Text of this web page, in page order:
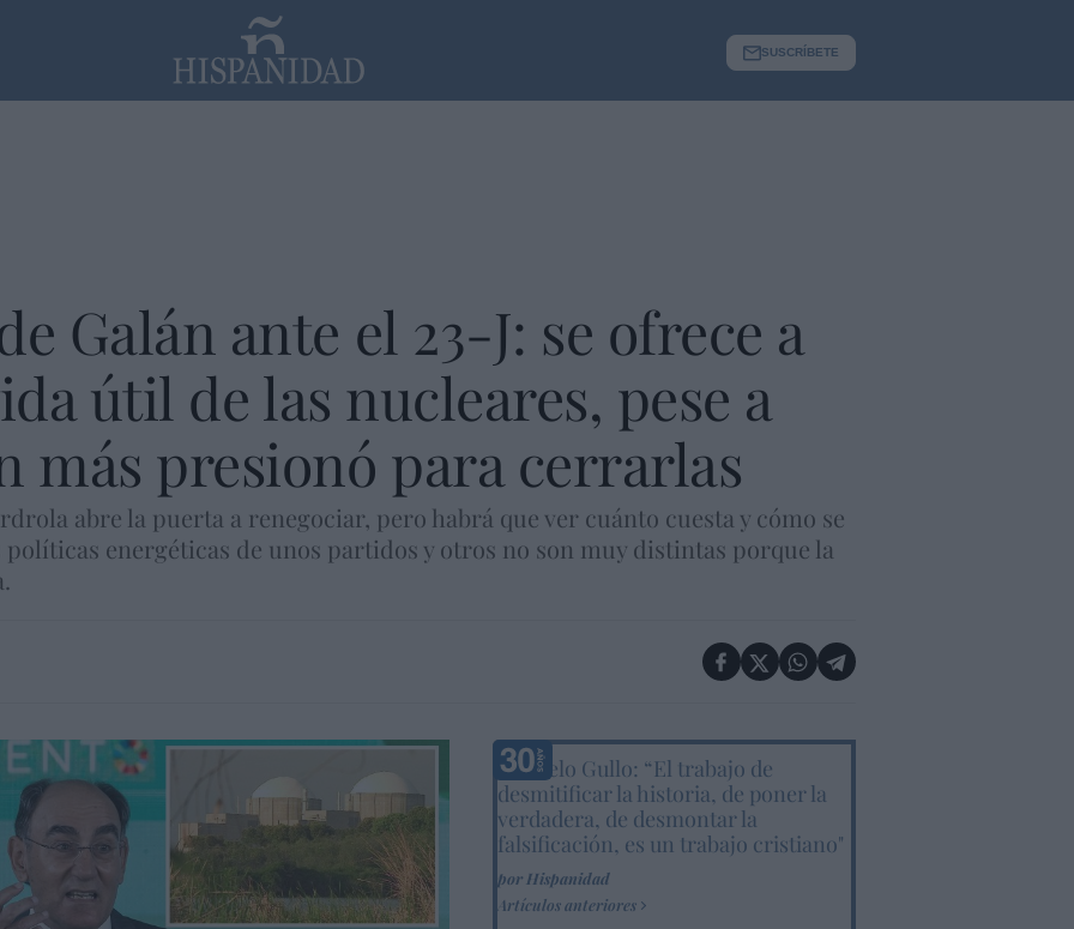
SUSCRÍBETE
Galán ante el 23-J: se ofrece a
útil de las nucleares, pese a
más presionó para cerrarlas
abre la puerta a renegociar, pero habrá que ver cuánto cuesta y cómo se
políticas energéticas de unos partidos y otros no son muy distintas porque la
Marcelo Gullo: “El trabajo de
desmitificar la historia, de poner la
verdadera, de desmontar la
falsificación, es un trabajo cristiano"
por Hispanidad
Artículos anteriores